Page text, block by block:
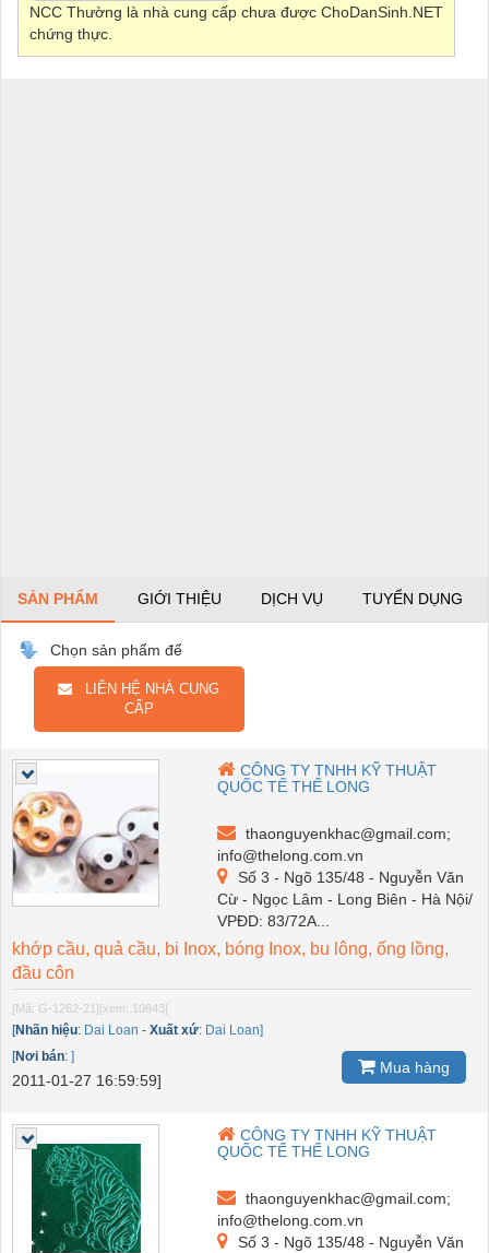
NCC Thường là nhà cung cấp chưa được ChoDanSinh.NET
chứng thực.
SẢN PHẨM GIỚI THIỆU DỊCH VỤ TUYỂN DỤNG
Chọn sản phẩm để
LIÊN HỆ NHÀ CUNG
CẤP
CÔNG TY TNHH KỸ THUẬT
QUỐC TẾ THẾ LONG
thaonguyenkhac@gmail.com;
info@thelong.com.vn
Số 3 - Ngõ 135/48 - Nguyễn Văn
Cừ - Ngọc Lâm - Long Biên - Hà Nội/
VPĐD: 83/72A...
khớp cầu, quả cầu, bi Inox, bóng Inox, bu lông, ống lồng,
đầu côn
[Mã: G-1262-21][xem: 10843]
[Nhãn hiệu: Dai Loan - Xuất xứ: Dai Loan]
[Nơi bán: ]
2011-01-27 16:59:59]
Mua hàng
CÔNG TY TNHH KỸ THUẬT
QUỐC TẾ THẾ LONG
thaonguyenkhac@gmail.com;
info@thelong.com.vn
Số 3 - Ngõ 135/48 - Nguyễn Văn